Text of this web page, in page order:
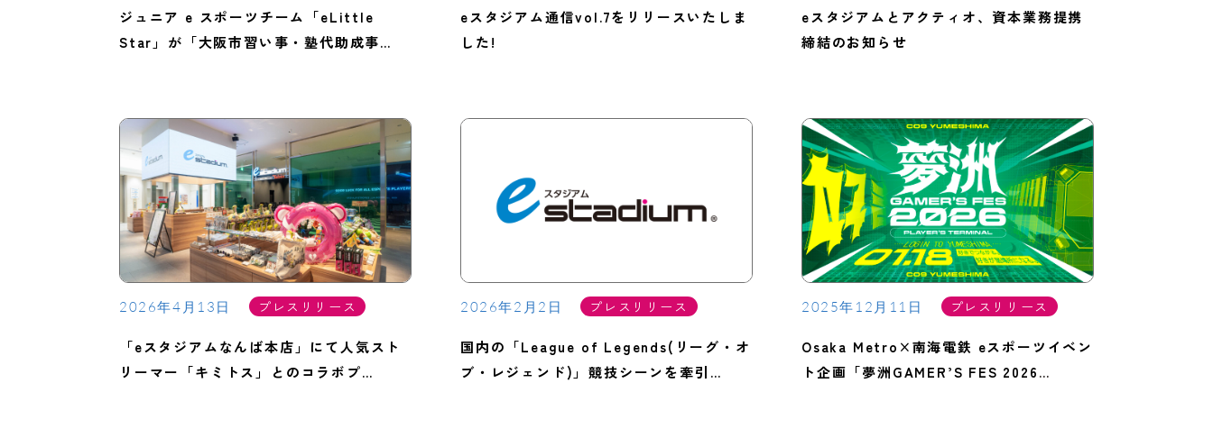
ジュニア e スポーツチーム「eLittle
Star」が「大阪市習い事・塾代助成事…
eスタジアム通信vol.7をリリースいたしま
した!
eスタジアムとアクティオ、資本業務提携
締結のお知らせ
2026年4月13日 プレスリリース
「eスタジアムなんば本店」にて人気スト
リーマー「キミトス」とのコラボプ…
2026年2月2日 プレスリリース
国内の「League of Legends(リーグ・オ
ブ・レジェンド)」競技シーンを牽引…
2025年12月11日 プレスリリース
Osaka Metro×南海電鉄 eスポーツイベン
ト企画「夢洲GAMER’S FES 2026